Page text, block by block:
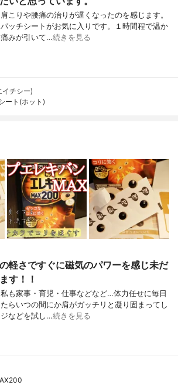
こりや腰痛の治りが遅くなったのを感じます。
ッチシートがお気に入りです。１時間程で温か
みが引いて…続きを見る
イチシー)
ート(ホット)
軽さですぐに磁気のパワーを感じ未だ
す！！
も家事・育児・仕事などなど…体力任せに毎日
らいつの間にか肩がガッチリと凝り固まってし
などを試し…続きを見る